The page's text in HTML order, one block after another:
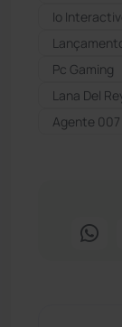
Io
Pc Gaming
Lana Del
Agente 007